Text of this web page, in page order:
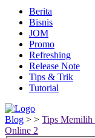
Berita
Bisnis
JOM
Promo
Refreshing
Release Note
Tips & Trik
Tutorial
Blog > > Tips Memilih
Online 2